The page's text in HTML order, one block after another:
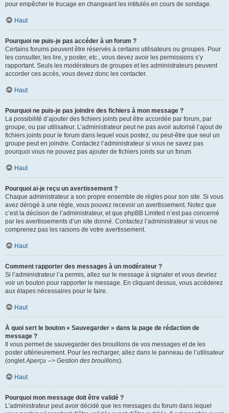
pour empêcher le trucage en changeant les intitulés en cours de sondage.
Haut
Pourquoi ne puis-je pas accéder à un forum ?
Certains forums peuvent être réservés à certains utilisateurs ou groupes. Pour
les consulter, les lire, y poster, etc., vous devez avoir les permissions s’y
rapportant. Seuls les modérateurs de groupes et les administrateurs peuvent
accorder ces accès, vous devez donc les contacter.
Haut
Pourquoi ne puis-je pas joindre des fichiers à mon message ?
La possibilité d’ajouter des fichiers joints peut être accordée par forum, par
groupe, ou par utilisateur. L’administrateur peut ne pas avoir autorisé l’ajout de
fichiers joints pour le forum dans lequel vous postez, ou peut-être que seul un
groupe peut en joindre. Contactez l’administrateur si vous ne savez pas
pourquoi vous ne pouvez pas ajouter de fichiers joints sur un forum.
Haut
Pourquoi ai-je reçu un avertissement ?
Chaque administrateur a son propre ensemble de règles pour son site. Si vous
avez dérogé à une règle, vous pouvez recevoir un avertissement. Notez que
c’est la décision de l’administrateur, et que phpBB Limited n’est pas concerné
par les avertissements d’un site donné. Contactez l’administrateur si vous ne
comprenez pas les raisons de votre avertissement.
Haut
Comment rapporter des messages à un modérateur ?
Si l’administrateur l’a permis, allez sur le message à signaler et vous devriez
voir un bouton pour rapporter le message. En cliquant dessus, vous accéderez
aux étapes nécessaires pour le faire.
Haut
À quoi sert le bouton « Sauvegarder » dans la page de rédaction de
message ?
Il vous permet de sauvegarder des brouillons de vos messages et de les
poster ultérieurement. Pour les recharger, allez dans le panneau de l’utilisateur
(ongletAperçu --> Gestion des brouillons).
Haut
Pourquoi mon message doit être validé ?
L’administrateur peut avoir décidé que les messages du forum dans lequel